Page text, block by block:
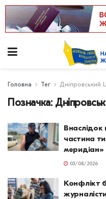
Головна Тег Дніпровський
Позначка:
Внаслідок
частина
меридіан»
03/08/2026
Конфлікт